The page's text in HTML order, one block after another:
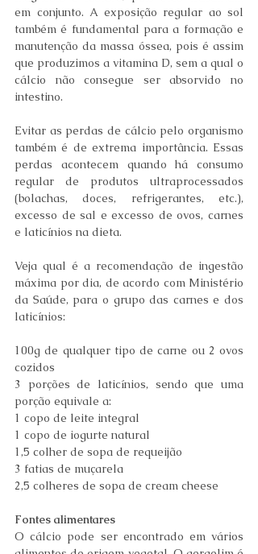
em conjunto. A exposição regular ao sol
também é fundamental para a formação e
manutenção da massa óssea, pois é assim
que produzimos a vitamina D, sem a qual o
cálcio não consegue ser absorvido no
intestino.
Evitar as perdas de cálcio pelo organismo
também é de extrema importância. Essas
perdas acontecem quando há consumo
regular de produtos ultraprocessados
(bolachas, doces, refrigerantes, etc.),
excesso de sal e excesso de ovos, carnes
e laticínios na dieta.
Veja qual é a recomendação de ingestão
máxima por dia, de acordo com Ministério
da Saúde, para o grupo das carnes e dos
laticínios:
100g de qualquer tipo de carne ou 2 ovos
cozidos
3 porções de laticínios, sendo que uma
porção equivale a:
1 copo de leite integral
1 copo de iogurte natural
1,5 colher de sopa de requeijão
3 fatias de muçarela
2,5 colheres de sopa de cream cheese
Fontes alimentares
O cálcio pode ser encontrado em vários